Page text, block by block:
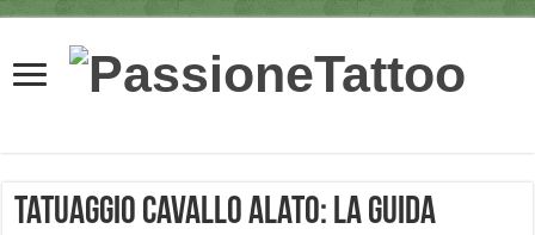
Tatuaggio cavallo alato: la guida